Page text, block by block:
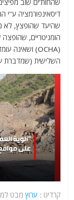
שהחות’ים שוב
דיסאינפורמציה ע"י
שהיעד שהופצץ, לא
הומניטריים, שהופצה
השלישית (שמדברת
קרדיט : ערוץ מבט